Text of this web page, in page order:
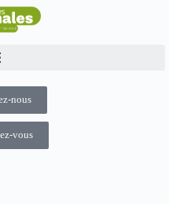
nous
vous